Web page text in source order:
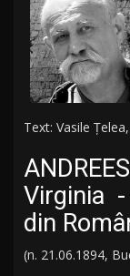
Text: Vasile
Virginia
din
(n. 21.06.1894,